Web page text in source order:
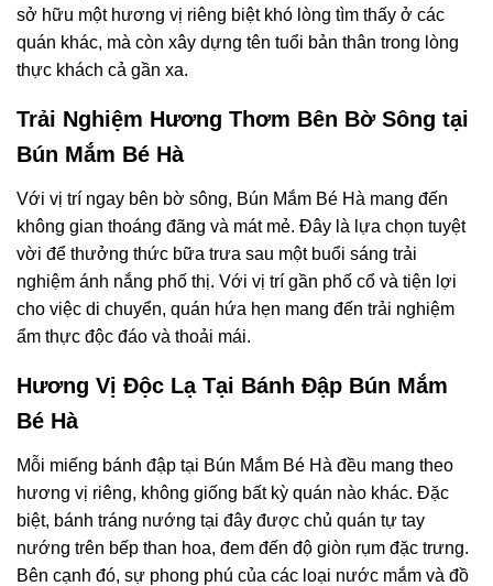
sở hữu một hương vị riêng biệt khó lòng tìm thấy ở các
quán khác, mà còn xây dựng tên tuổi bản thân trong lòng
thực khách cả gần xa.
Trải Nghiệm Hương Thơm Bên Bờ Sông tại
Bún Mắm Bé Hà
Với vị trí ngay bên bờ sông, Bún Mắm Bé Hà mang đến
không gian thoáng đãng và mát mẻ. Đây là lựa chọn tuyệt
vời để thưởng thức bữa trưa sau một buổi sáng trải
nghiệm ánh nắng phố thị. Với vị trí gần phố cổ và tiện lợi
cho việc di chuyển, quán hứa hẹn mang đến trải nghiệm
ẩm thực độc đáo và thoải mái.
Hương Vị Độc Lạ Tại Bánh Đập Bún Mắm
Bé Hà
Mỗi miếng bánh đập tại Bún Mắm Bé Hà đều mang theo
hương vị riêng, không giống bất kỳ quán nào khác. Đặc
biệt, bánh tráng nướng tại đây được chủ quán tự tay
nướng trên bếp than hoa, đem đến độ giòn rụm đặc trưng.
Bên cạnh đó, sự phong phú của các loại nước mắm và đồ